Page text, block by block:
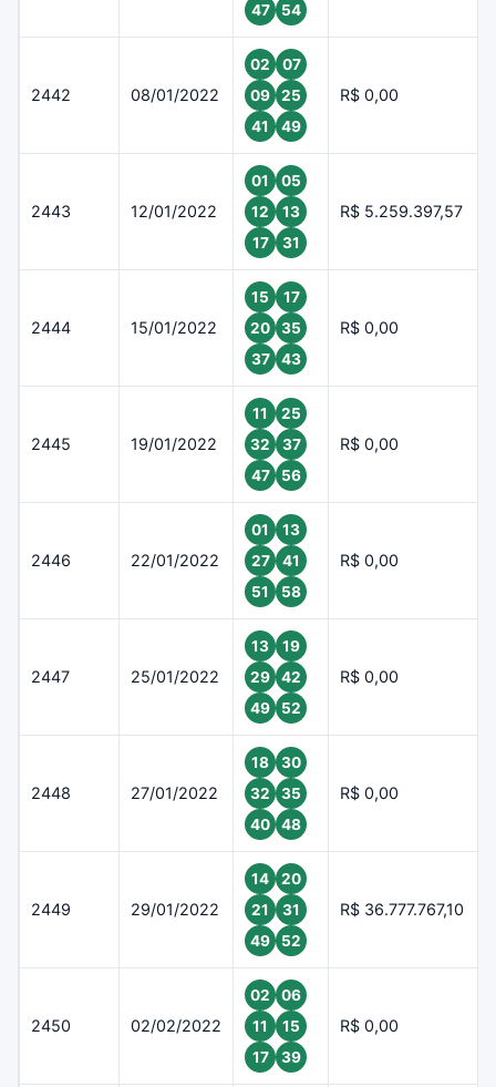
47
54
2442 08/01/2022
02
07
09
25
41
49
R$ 0,00
2443 12/01/2022
01
05
12
13
17
31
R$ 5.259.397,57
2444 15/01/2022
15
17
20
35
37
43
R$ 0,00
2445 19/01/2022
11
25
32
37
47
56
R$ 0,00
2446 22/01/2022
01
13
27
41
51
58
R$ 0,00
2447 25/01/2022
13
19
29
42
49
52
R$ 0,00
2448 27/01/2022
18
30
32
35
40
48
R$ 0,00
2449 29/01/2022
14
20
21
31
49
52
R$ 36.777.767,10
2450 02/02/2022
02
06
11
15
17
39
R$ 0,00